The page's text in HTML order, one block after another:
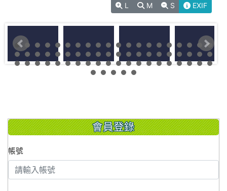
L M S EXIF
會員登錄
帳號